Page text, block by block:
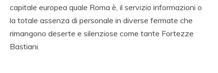
capitale europea quale Roma è, il servizio informazioni o
la totale assenza di personale in diverse fermate che
rimangono deserte e silenziose come tante Fortezze
Bastiani.